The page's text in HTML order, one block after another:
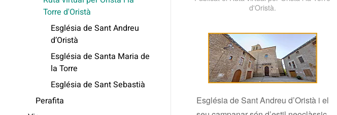
d'Oristà.
Església de Sant Andreu d’Oristà i el
Torre d'Oristà
Església de Sant Andreu
d’Oristà
Església de Santa Maria de
la Torre
Església de Sant Sebastià
Perafita